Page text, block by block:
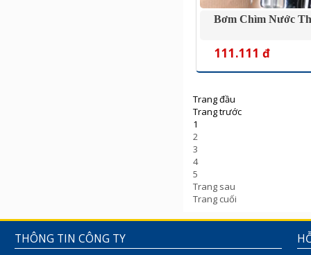
Bơm Chìm Nước
111.111 đ
Trang đầu
Trang trước
1
2
3
4
5
Trang sau
Trang cuối
THÔNG TIN CÔNG TY